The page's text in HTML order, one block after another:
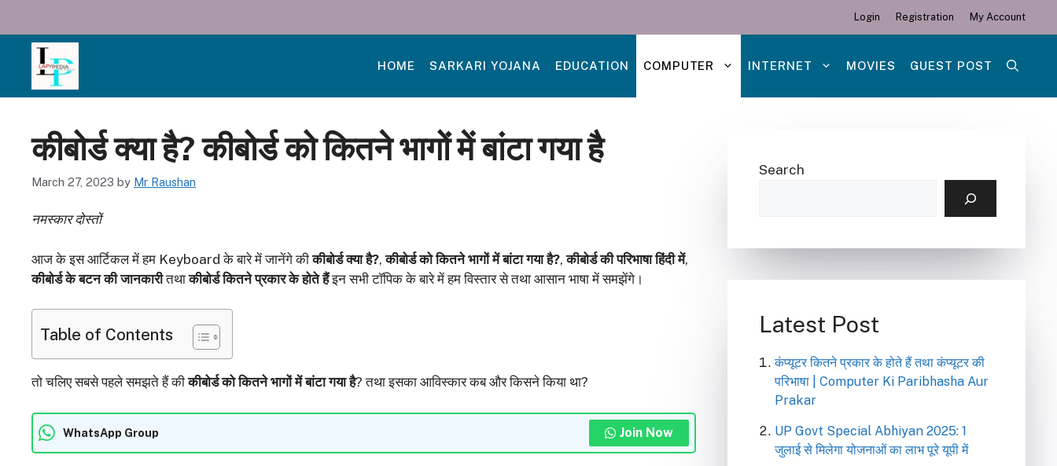
content
Login Registration My Account
HOME SARKARI YOJANA EDUCATION COMPUTER INTERNET MOVIES GUEST POST
कीबोर्ड क्या है? कीबोर्ड को कितने भागों में बांटा गया है
March 27, 2023 by Mr Raushan
नमस्कार दोस्तों
आज के इस आर्टिकल में हम Keyboard के बारे में जानेंगे कीकीबोर्ड क्या है?,कीबोर्ड को कितने भागों में बांटा गया है?,कीबोर्ड की परिभाषा हिंदी में,
कीबोर्ड के बटन की जानकारीतथाकीबोर्ड कितने प्रकार के होते हैंइन सभी टॉपिक के बारे में हम विस्तार से तथा आसान भाषा में समझेंगे।
Table of Contents
तो चलिए सबसे पहले समझते हैं कीकीबोर्ड को कितने भागों में बांटा गया है? तथा इसका आविस्कार कब और किसने किया था?
WhatsApp Group Join Now
Search
Latest Post
कंप्यूटर कितने प्रकार के होते हैं तथा कंप्यूटर की
परिभाषा | Computer Ki Paribhasha Aur
Prakar
UP Govt Special Abhiyan 2025: 1
जुलाई से मिलेगा योजनाओं का लाभ पूरे यूपी में